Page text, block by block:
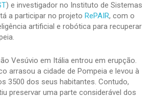
) e investigador no Instituto de Sistemas
a participar no projeto RePAIR, com o
artificial e robótica para recuperar
Vesúvio em Itália entrou em erupção.
arrasou a cidade de Pompeia e levou à
3500 dos seus habitantes. Contudo,
preservar uma parte considerável dos